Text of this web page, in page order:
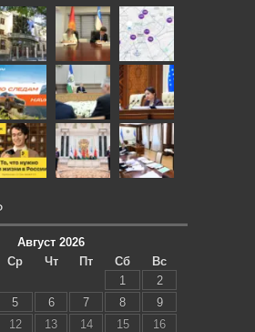
Август 2026
Ср Чт Пт Сб
Вс
1
2
5 6 7 8
9
12 13 14 15
16